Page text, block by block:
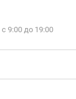
c 9:00 до 19:00